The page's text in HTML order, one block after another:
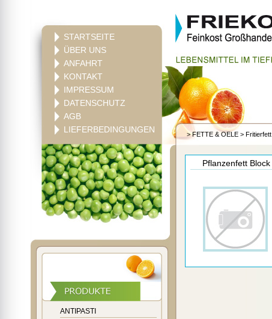
STARTSEITE
ÜBER UNS
ANFAHRT
KONTAKT
IMPRESSUM
DATENSCHUTZ
AGB
LIEFERBEDINGUNGEN
ANTIPASTI
>FETTE & OELE > Fritierfett
Pflanzenfett Block